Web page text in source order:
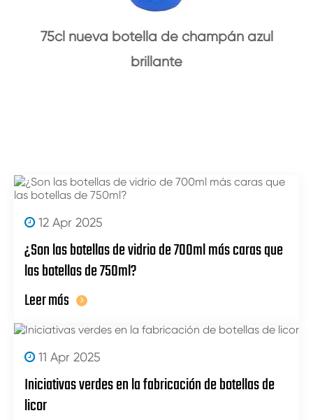
75cl nueva botella de champán azul
brillante
12 Apr 2025
¿Son las botellas de vidrio de 700ml más caras que
las botellas de 750ml?
Leer más
11 Apr 2025
Iniciativas verdes en la fabricación de botellas de
licor